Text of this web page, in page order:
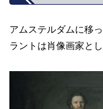
アムステルダムに移
ラントは肖像画家と